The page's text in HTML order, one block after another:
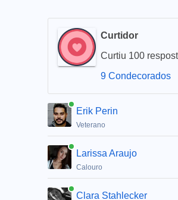
Curtidor
Curtiu 100
9 Condecorados
Erik Perin
Veterano
Larissa Araujo
Calouro
Clara Stahlecker